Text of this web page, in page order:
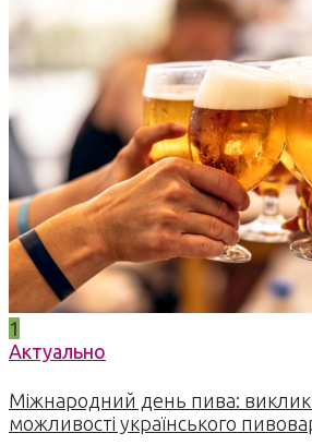
1
Актуально
Міжнародний день пива:
можливості українського